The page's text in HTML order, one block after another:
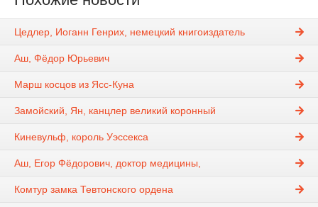
Цедлер, Иоганн Генрих, немецкий книгоиздатель
Аш, Фёдор Юрьевич
Марш косцов из Ясс-Куна
Замойский, Ян, канцлер великий коронный
Киневульф, король Уэссекса
Аш, Егор Фёдорович, доктор медицины,
Комтур замка Тевтонского ордена